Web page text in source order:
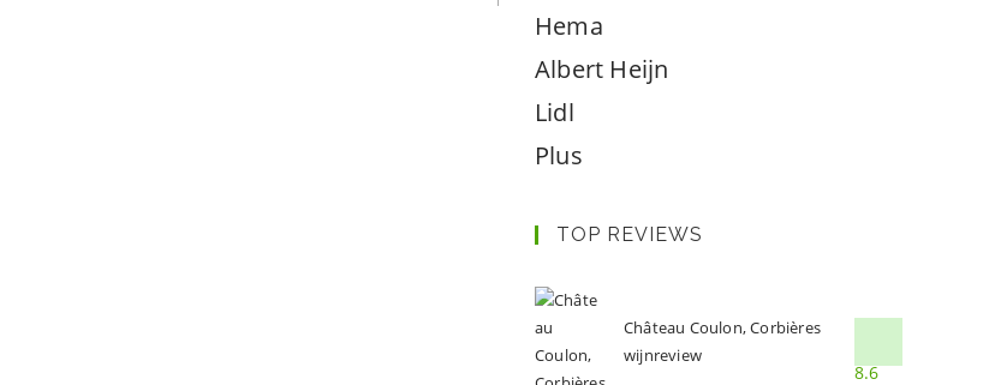
Hema
Albert Heijn
Lidl
Plus
TOP REVIEWS
Château Coulon, Corbières
wijnreview
8.6